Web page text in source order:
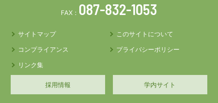
FAX： 087-832-1053
サイトマップ
このサイトについて
コンプライアンス
プライバシーポリシー
リンク集
採用情報 学内サイト